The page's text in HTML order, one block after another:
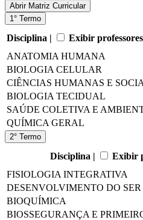
AbrirMatriz Curricular
1° Termo
Disciplina | Exibir
ANATOMIA HUMANA
BIOLOGIA CELULAR
CIÊNCIAS HUMANAS E
BIOLOGIA TECIDUAL
SAÚDE COLETIVA E
QUÍMICA GERAL
2° Termo
Disciplina | Exibir
FISIOLOGIA INTEGRATIVA
DESENVOLVIMENTO DO
BIOQUÍMICA
BIOSSEGURANÇA E